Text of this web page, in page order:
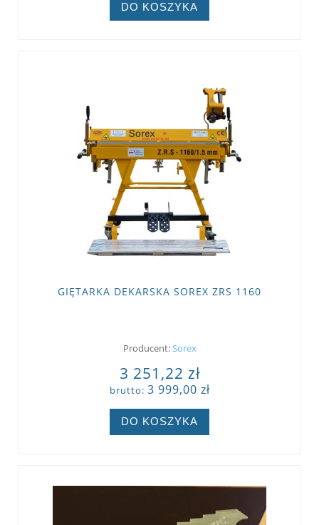
DO KOSZYKA
GIĘTARKA DEKARSKA SOREX ZRS 1160
Producent:Sorex
3 251,22 zł
brutto: 3 999,00 zł
DO KOSZYKA